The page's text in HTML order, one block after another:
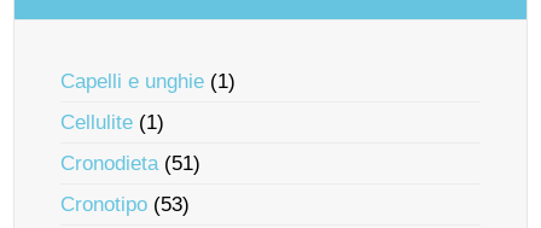
Capelli e unghie (1)
Cellulite (1)
Cronodieta(51)
Cronotipo (53)